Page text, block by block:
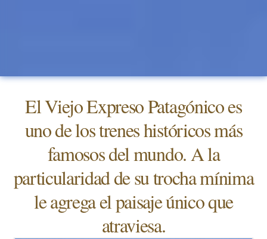
El Viejo Expreso Patagónico es
uno de los trenes históricos más
famosos del mundo. A la
particularidad de su trocha mínima
le agrega el paisaje único que
atraviesa.